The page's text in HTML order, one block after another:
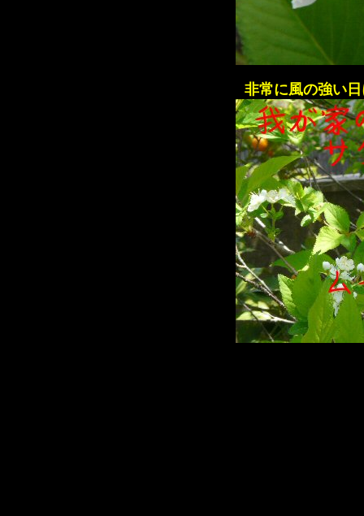
非常に風の強い